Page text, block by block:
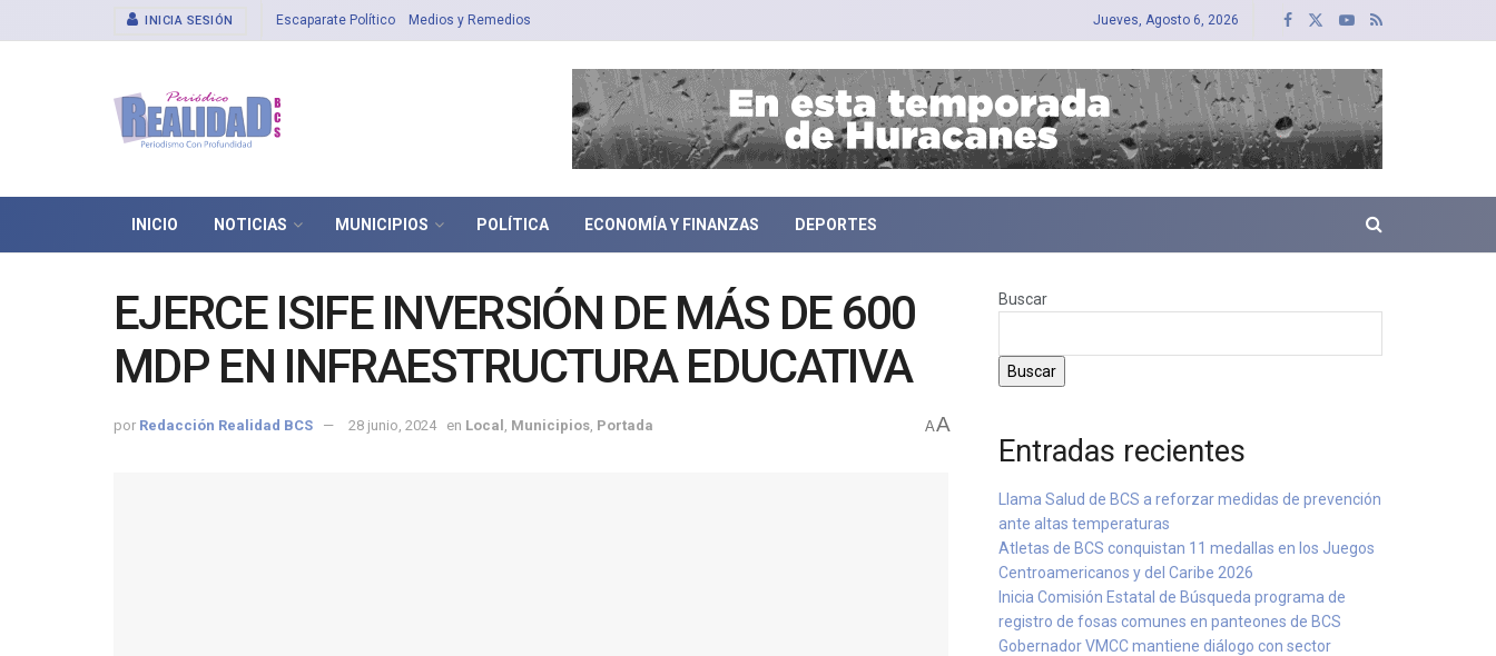
INICIA SESIÓN Escaparate Político Medios y Remedios Jueves, Agosto 6, 2026
INICIO NOTICIAS MUNICIPIOS POLÍTICA ECONOMÍA Y FINANZAS DEPORTES
EJERCE ISIFE INVERSIÓN DE MÁS DE 600
MDP EN INFRAESTRUCTURA EDUCATIVA
por Redacción Realidad BCS 28 junio, 2024 en Local Municipios Portada AA
Buscar
Buscar
Entradas recientes
Llama Salud de BCS a reforzar medidas de prevención
ante altas temperaturas
Atletas de BCS conquistan 11 medallas en los Juegos
Centroamericanos y del Caribe 2026
Inicia Comisión Estatal de Búsqueda programa de
registro de fosas comunes en panteones de BCS
Gobernador VMCC mantiene diálogo con sector